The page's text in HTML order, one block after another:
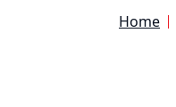
Home